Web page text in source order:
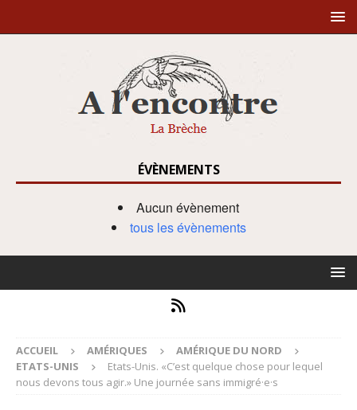
ÉVÈNEMENTS
Aucun évènement
tous les évènements
ACCUEIL AMÉRIQUES
AMÉRIQUE DU NORD
ETATS-UNIS
Etats-Unis. «C’est quelque chose pour lequel
nous devons tous agir.» Une journée sans immigré·e·s